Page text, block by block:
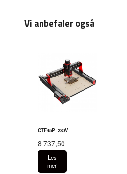
Vi anbefaler også
CTF45P_230V
8 737,50
Les
mer